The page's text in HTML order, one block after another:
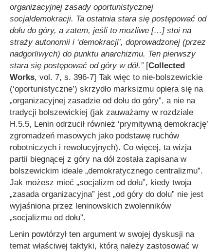
organizacyjnej zasady oportunistycznej
socjaldemokracji. Ta ostatnia stara się postępować od
dołu do góry, a zatem, jeśli to możliwe […] stoi na
straży autonomii i ‘demokracji’, doprowadzonej (przez
nadgorliwych) do punktu anarchizmu. Ten pierwszy
stara się postępować od góry w dół.” [Collected
Works, vol. 7, s. 396-7] Tak więc to nie-bolszewickie
(‘oportunistyczne’) skrzydło marksizmu opiera się na
„organizacyjnej zasadzie od dołu do góry”, a nie na
tradycji bolszewickiej (jak zauważamy w rozdziale
H.5.5, Lenin odrzucił również ‘prymitywną demokrację’
zgromadzeń masowych jako podstawę ruchów
robotniczych i rewolucyjnych). Co więcej, ta wizja
partii biegnącej z góry na dół została zapisana w
bolszewickim ideale „demokratycznego centralizmu”.
Jak możesz mieć „socjalizm od dołu”, kiedy twoja
„zasada organizacyjna” jest „od góry do dołu” nie jest
wyjaśniona przez leninowskich zwolenników
„socjalizmu od dołu”.
Lenin powtórzył ten argument w swojej dyskusji na
temat właściwej taktyki, którą należy zastosować w